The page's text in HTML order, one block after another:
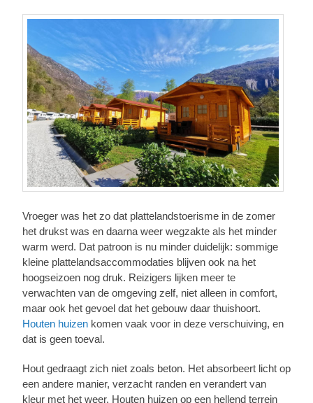
Vroeger was het zo dat plattelandstoerisme in de zomer
het drukst was en daarna weer wegzakte als het minder
warm werd. Dat patroon is nu minder duidelijk: sommige
kleine plattelandsaccommodaties blijven ook na het
hoogseizoen nog druk. Reizigers lijken meer te
verwachten van de omgeving zelf, niet alleen in comfort,
maar ook het gevoel dat het gebouw daar thuishoort.
Houten huizen komen vaak voor in deze verschuiving, en
dat is geen toeval.
Hout gedraagt zich niet zoals beton. Het absorbeert licht op
een andere manier, verzacht randen en verandert van
kleur met het weer. Houten huizen op een hellend terrein